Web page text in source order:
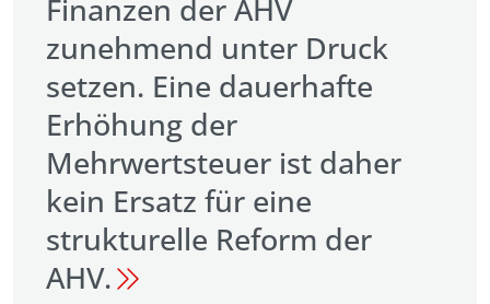
Finanzen der AHV
zunehmend unter Druck
setzen. Eine dauerhafte
Erhöhung der
Mehrwertsteuer ist daher
kein Ersatz für eine
strukturelle Reform der
AHV.